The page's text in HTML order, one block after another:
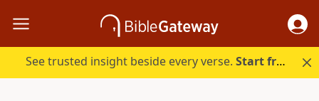
See trusted insight beside every verse.Start free.